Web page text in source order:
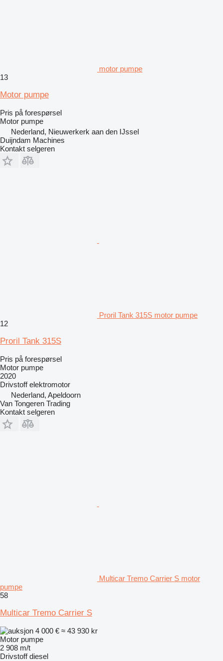
motor pumpe
13
Motor pumpe
Pris på forespørsel
Motor pumpe
Nederland, Nieuwerkerk aan den IJssel
Duijndam Machines
Kontakt selgeren
Proril Tank 315S motor pumpe
12
Proril Tank 315S
Pris på forespørsel
Motor pumpe
2020
Drivstoff elektromotor
Nederland, Apeldoorn
Van Tongeren Trading
Kontakt selgeren
Multicar Tremo Carrier S motor
pumpe
58
Multicar Tremo Carrier S
4 000 € ≈ 43 930 kr
Motor pumpe
2 908 m/t
Drivstoff diesel